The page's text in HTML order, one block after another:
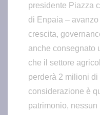
presidente Piazza
di Enpaia –
crescita,
anche consegnato
che il settore
perderà 2 milioni
considerazione è
patrimonio,